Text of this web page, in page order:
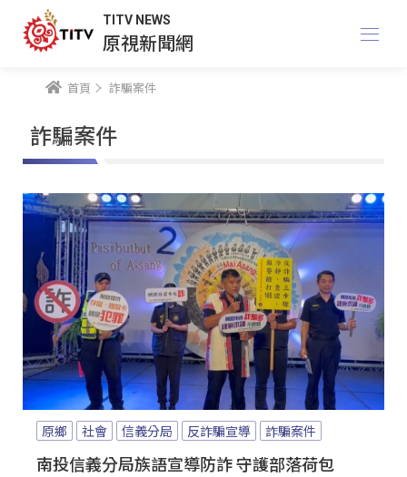
TITV NEWS
原視新聞網
首頁 詐騙案件
詐騙案件
原鄉 社會 信義分局 反詐騙宣導 詐騙案件
南投信義分局族語宣導防詐 守護部落荷包